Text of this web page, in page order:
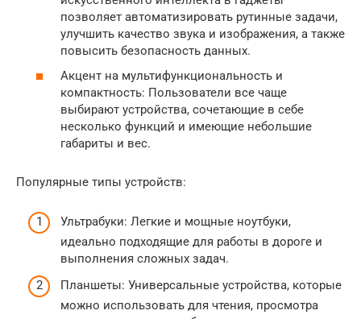
позволяет автоматизировать рутинные задачи,
улучшить качество звука и изображения, а также
повысить безопасность данных.
Акцент на мультифункциональность и
компактность: Пользователи все чаще
выбирают устройства, сочетающие в себе
несколько функций и имеющие небольшие
габариты и вес.
Популярные типы устройств:
Ультрабуки: Легкие и мощные ноутбуки,
идеально подходящие для работы в дороге и
выполнения сложных задач.
Планшеты: Универсальные устройства, которые
можно использовать для чтения, просмотра